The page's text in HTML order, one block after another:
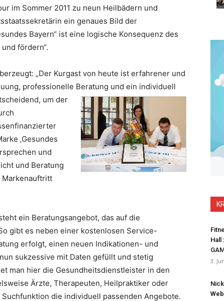
im Sommer 2011 zu neun Heilbädern und
ein genaues Bild der
Bayern“ ist eine logische Konsequenz des
fördern“.
„Der Kurgast von heute ist erfahrener und
professionelle Beratung und ein individuell
um der
‚Gesundes
und
und Beratung
Markenauftritt
ein Beratungsangebot, das auf die
gibt es neben einer kostenlosen Service-
erfolgt, einen neuen Indikationen- und
sukzessive mit Daten gefüllt und stetig
man hier die Gesundheitsdienstleister in den
Ärzte, Therapeuten, Heilpraktiker oder
die individuell passenden Angebote.
Hall
3.